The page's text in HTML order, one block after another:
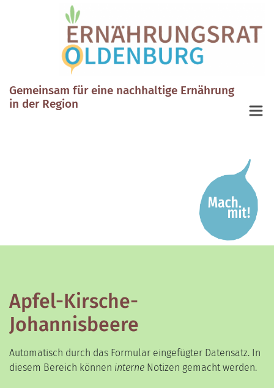
Gemeinsam für eine nachhaltige Ernährung
in der Region
Apfel-Kirsche-
Johannisbeere
Automatisch durch das Formular eingefügter Datensatz. In
diesem Bereich können interne Notizen gemacht werden.